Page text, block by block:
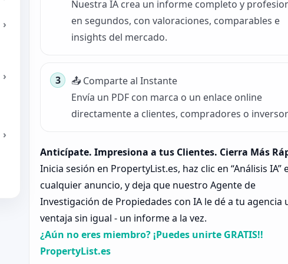
Nuestra IA crea un informe completo y
en segundos, con valoraciones, comparables e
insights del mercado.
📤 Comparte al Instante
Envía un PDF con marca o un enlace online
directamente a clientes, compradores o
Anticípate. Impresiona a tus Clientes. Cierra Más
Inicia sesión en PropertyList.es, haz clic en “Análisis IA”
cualquier anuncio, y deja que nuestro Agente de
Investigación de Propiedades con IA le dé a tu agencia
ventaja sin igual - un informe a la vez.
¿Aún no eres miembro? ¡Puedes unirte GRATIS!!
PropertyList.es